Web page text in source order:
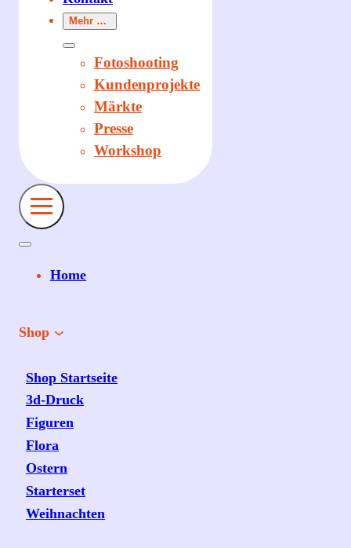
Mehr …
Fotoshooting
Kundenprojekte
Märkte
Presse
Workshop
Home
Shop
Shop Startseite
3d-Druck
Figuren
Flora
Ostern
Starterset
Weihnachten